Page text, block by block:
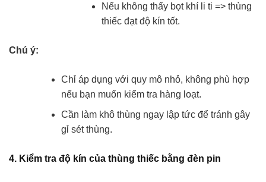
Nếu không thấy bọt khí li ti => thùng
thiếc đạt độ kín tốt.
Chú ý:
Chỉ áp dụng với quy mô nhỏ, không phù hợp
nếu bạn muốn kiểm tra hàng loạt.
Cần làm khô thùng ngay lập tức để tránh gây
gỉ sét thùng.
4. Kiểm tra độ kín của thùng thiếc bằng đèn pin